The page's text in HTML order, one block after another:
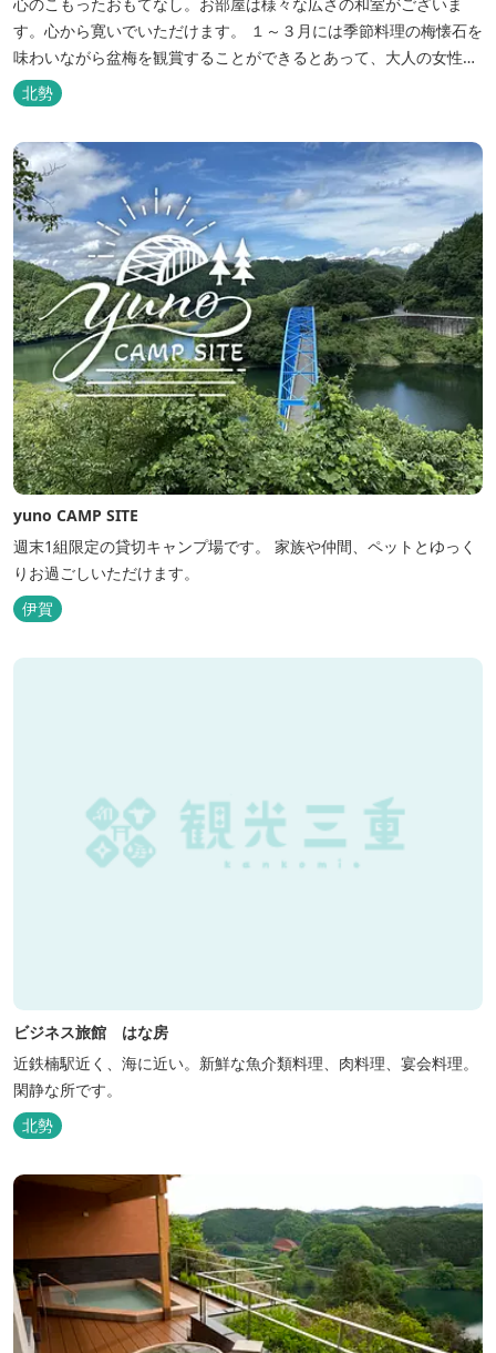
す。心から寛いでいただけます。 １～３月には季節料理の梅懐石を
味わいながら盆梅を観賞することができるとあって、大人の女性に
も人気です。
北勢
yuno CAMP SITE
週末1組限定の貸切キャンプ場です。 家族や仲間、ペットとゆっく
りお過ごしいただけます。
伊賀
ビジネス旅館 はな房
近鉄楠駅近く、海に近い。新鮮な魚介類料理、肉料理、宴会料理。
閑静な所です。
北勢